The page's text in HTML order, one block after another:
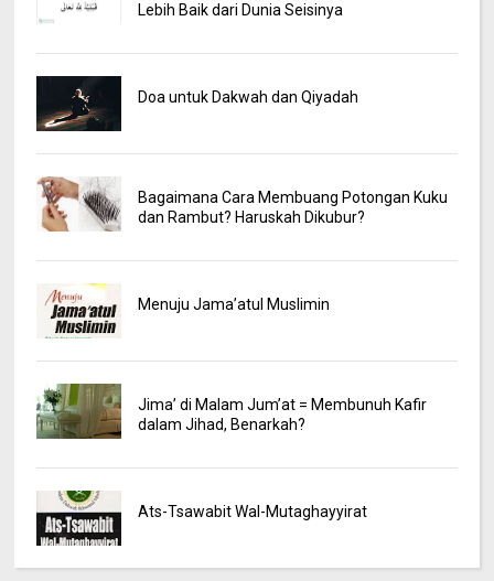
Lebih Baik dari Dunia Seisinya
Doa untuk Dakwah dan Qiyadah
Bagaimana Cara Membuang Potongan Kuku
dan Rambut? Haruskah Dikubur?
Menuju Jama’atul Muslimin
Jima’ di Malam Jum’at = Membunuh Kafir
dalam Jihad, Benarkah?
Ats-Tsawabit Wal-Mutaghayyirat